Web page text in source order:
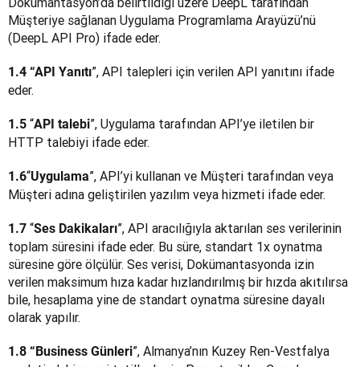
Müşteriye sağlanan Uygulama Programlama Arayüzü’nü
(DeepL API Pro) ifade eder.
1.4 “API Yanıtı”, API talepleri için verilen API yanıtını ifade
eder.
1.5 “API talebi”, Uygulama tarafından API’ye iletilen bir
HTTP talebiyi ifade eder.
1.6“Uygulama”, API’yi kullanan ve Müşteri tarafından veya
Müşteri adına geliştirilen yazılım veya hizmeti ifade eder.
1.7 “Ses Dakikaları”, API aracılığıyla aktarılan ses verilerinin
toplam süresini ifade eder. Bu süre, standart 1x oynatma
süresine göre ölçülür. Ses verisi, Dokümantasyonda izin
verilen maksimum hıza kadar hızlandırılmış bir hızda akıtılırsa
bile, hesaplama yine de standart oynatma süresine dayalı
olarak yapılır.
1.8 “Business Günleri”, Almanya’nın Kuzey Ren-Vestfalya